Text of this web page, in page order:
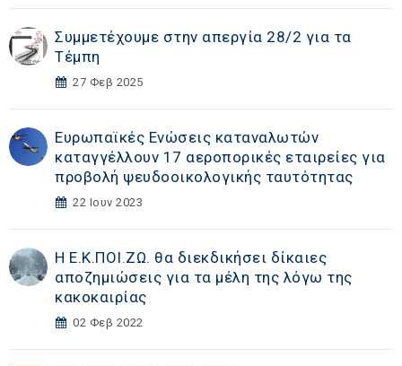
Συμμετέχουμε στην απεργία 28/2 για τα
Τέμπη
27 Φεβ 2025
Ευρωπαϊκές Ενώσεις καταναλωτών
καταγγέλλουν 17 αεροπορικές εταιρείες για
προβολή ψευδοοικολογικής ταυτότητας
22 Ιουν 2023
Η Ε.Κ.ΠΟΙ.ΖΩ. θα διεκδικήσει δίκαιες
αποζημιώσεις για τα μέλη της λόγω της
κακοκαιρίας
02 Φεβ 2022